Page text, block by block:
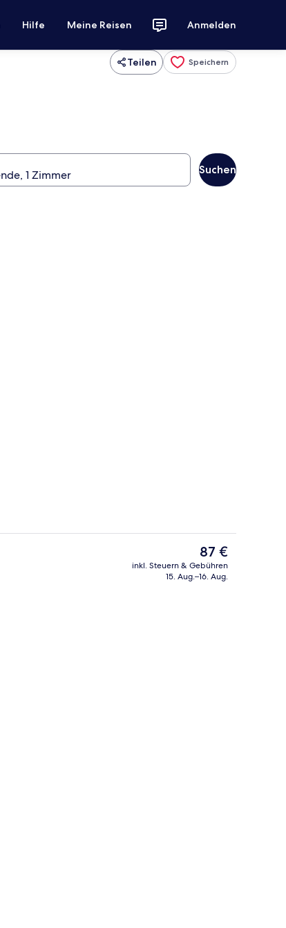
Hilfe Meine Reisen Anmelden
Teilen Speichern
Suchen
Fassade der Unterkunft
Der
aktuelle
Preis
87 €
inkl. Steuern & Gebühren
15. Aug.–16. Aug.